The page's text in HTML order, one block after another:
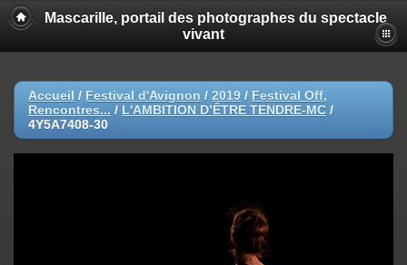
Mascarille, portail des photographes du spectacle
vivant
Accueil / Festival d'Avignon / 2019 / Festival Off,
Rencontres... / L'AMBITION D’ÊTRE TENDRE-MC /
4Y5A7408-30